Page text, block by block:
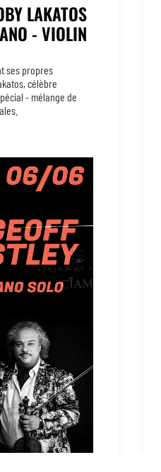
LAKATOS
- VIOLIN
ses propres
célèbre
- mélange de